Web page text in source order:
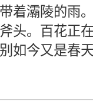
着灞陵的雨
头。百花正
如今又是春